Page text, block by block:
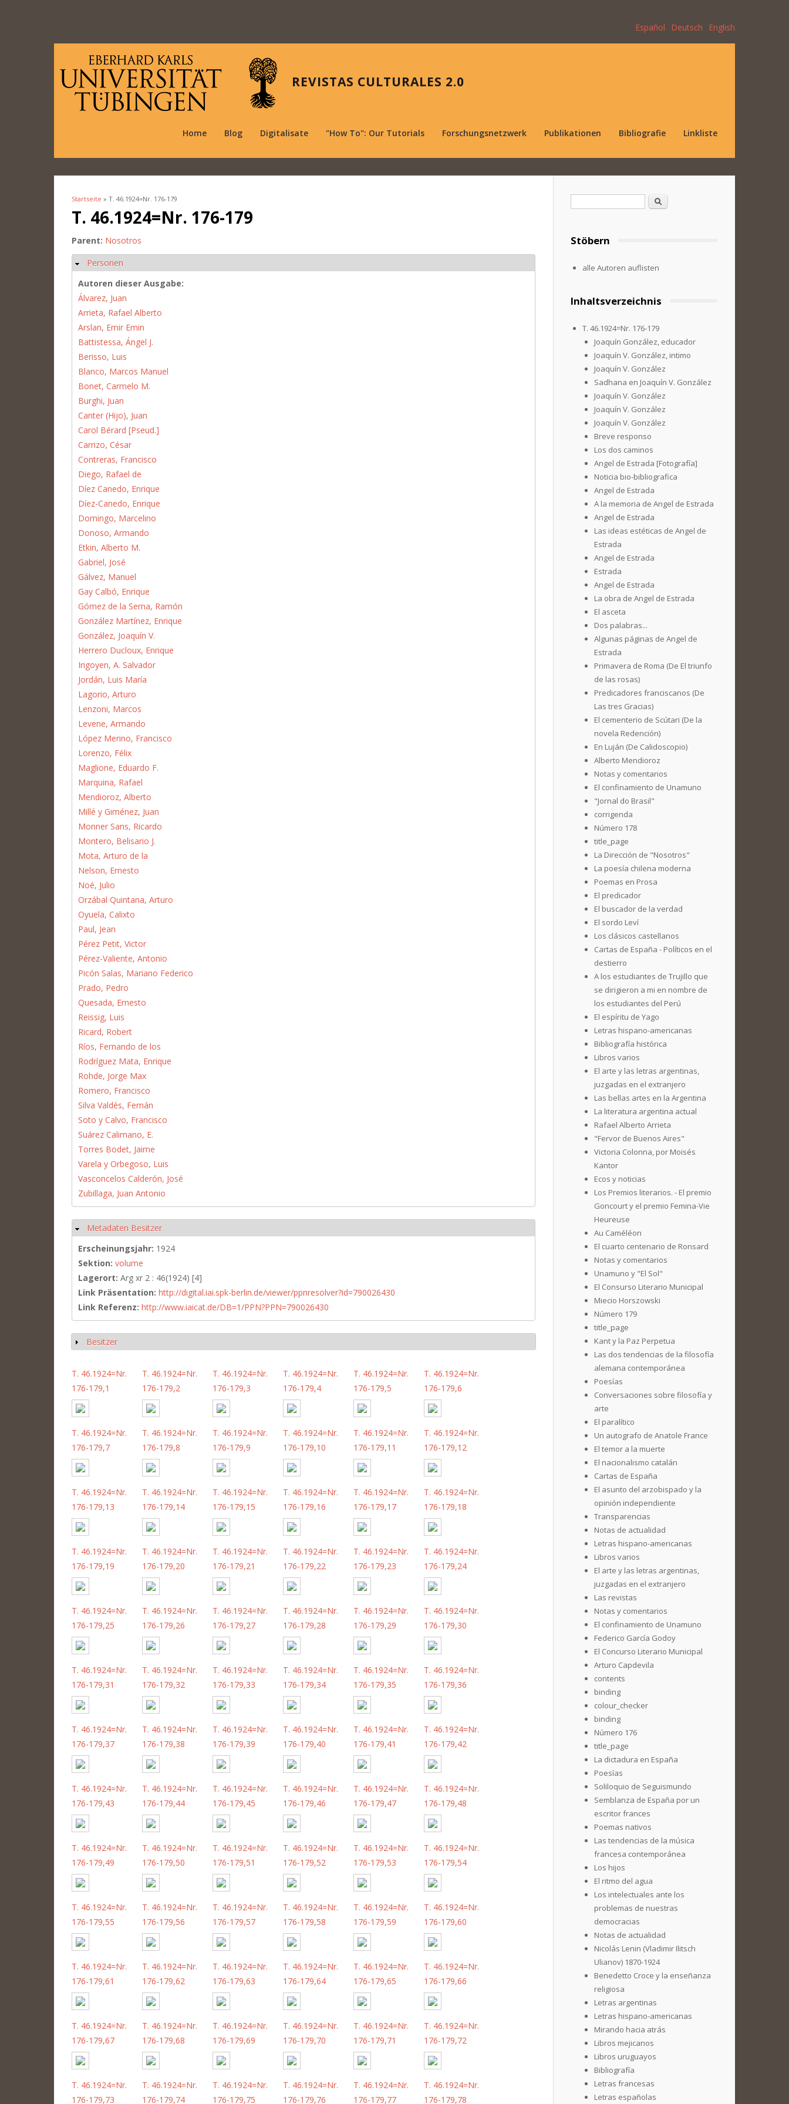
Español Deutsch English
REVISTAS CULTURALES 2.0
Home Blog Digitalisate "How To": Our Tutorials Forschungsnetzwerk Publikationen Bibliografie Linkliste
Sie sind hier
Startseite » T. 46.1924=Nr. 176-179
T. 46.1924=Nr. 176-179
Parent: Nosotros
Ausblenden
Personen
Autoren dieser Ausgabe:
Álvarez, Juan
Arrieta, Rafael Alberto
Arslan, Emir Emin
Battistessa, Ángel J.
Berisso, Luis
Blanco, Marcos Manuel
Bonet, Carmelo M.
Burghi, Juan
Canter (Hijo), Juan
Carol Bérard [Pseud.]
Carrizo, César
Contreras, Francisco
Diego, Rafael de
Díez Canedo, Enrique
Díez-Canedo, Enrique
Domingo, Marcelino
Donoso, Armando
Etkin, Alberto M.
Gabriel, José
Gálvez, Manuel
Gay Calbó, Enrique
Gómez de la Serna, Ramón
González Martínez, Enrique
González, Joaquín V.
Herrero Ducloux, Enrique
Irigoyen, A. Salvador
Jordán, Luis María
Lagorio, Arturo
Lenzoni, Marcos
Levene, Armando
López Merino, Francisco
Lorenzo, Félix
Maglione, Eduardo F.
Marquina, Rafael
Mendioroz, Alberto
Millé y Giménez, Juan
Monner Sans, Ricardo
Montero, Belisario J.
Mota, Arturo de la
Nelson, Ernesto
Noé, Julio
Orzábal Quintana, Arturo
Oyuela, Calixto
Paul, Jean
Pérez Petit, Victor
Pérez-Valiente, Antonio
Picón Salas, Mariano Federico
Prado, Pedro
Quesada, Ernesto
Reissig, Luis
Ricard, Robert
Ríos, Fernando de los
Rodríguez Mata, Enrique
Rohde, Jorge Max
Romero, Francisco
Silva Valdés, Fernán
Soto y Calvo, Francisco
Suárez Calimano, E.
Torres Bodet, Jaime
Varela y Orbegoso, Luis
Vasconcelos Calderón, José
Zubillaga, Juan Antonio
Ausblenden
Metadaten Besitzer
Erscheinungsjahr: 1924
Sektion: volume
Lagerort: Arg xr 2 : 46(1924) [4]
Link Präsentation: http://digital.iai.spk-berlin.de/viewer/ppnresolver?id=790026430
Link Referenz: http://www.iaicat.de/DB=1/PPN?PPN=790026430
Anzeigen
Besitzer
T. 46.1924=Nr.
176-179,1
T. 46.1924=Nr.
176-179,2
T. 46.1924=Nr.
176-179,3
T. 46.1924=Nr.
176-179,4
T. 46.1924=Nr.
176-179,5
T. 46.1924=Nr.
176-179,6
T. 46.1924=Nr.
176-179,7
T. 46.1924=Nr.
176-179,8
T. 46.1924=Nr.
176-179,9
T. 46.1924=Nr.
176-179,10
T. 46.1924=Nr.
176-179,11
T. 46.1924=Nr.
176-179,12
T. 46.1924=Nr.
176-179,13
T. 46.1924=Nr.
176-179,14
T. 46.1924=Nr.
176-179,15
T. 46.1924=Nr.
176-179,16
T. 46.1924=Nr.
176-179,17
T. 46.1924=Nr.
176-179,18
T. 46.1924=Nr.
176-179,19
T. 46.1924=Nr.
176-179,20
T. 46.1924=Nr.
176-179,21
T. 46.1924=Nr.
176-179,22
T. 46.1924=Nr.
176-179,23
T. 46.1924=Nr.
176-179,24
T. 46.1924=Nr.
176-179,25
T. 46.1924=Nr.
176-179,26
T. 46.1924=Nr.
176-179,27
T. 46.1924=Nr.
176-179,28
T. 46.1924=Nr.
176-179,29
T. 46.1924=Nr.
176-179,30
T. 46.1924=Nr.
176-179,31
T. 46.1924=Nr.
176-179,32
T. 46.1924=Nr.
176-179,33
T. 46.1924=Nr.
176-179,34
T. 46.1924=Nr.
176-179,35
T. 46.1924=Nr.
176-179,36
T. 46.1924=Nr.
176-179,37
T. 46.1924=Nr.
176-179,38
T. 46.1924=Nr.
176-179,39
T. 46.1924=Nr.
176-179,40
T. 46.1924=Nr.
176-179,41
T. 46.1924=Nr.
176-179,42
T. 46.1924=Nr.
176-179,43
T. 46.1924=Nr.
176-179,44
T. 46.1924=Nr.
176-179,45
T. 46.1924=Nr.
176-179,46
T. 46.1924=Nr.
176-179,47
T. 46.1924=Nr.
176-179,48
T. 46.1924=Nr.
176-179,49
T. 46.1924=Nr.
176-179,50
T. 46.1924=Nr.
176-179,51
T. 46.1924=Nr.
176-179,52
T. 46.1924=Nr.
176-179,53
T. 46.1924=Nr.
176-179,54
T. 46.1924=Nr.
176-179,55
T. 46.1924=Nr.
176-179,56
T. 46.1924=Nr.
176-179,57
T. 46.1924=Nr.
176-179,58
T. 46.1924=Nr.
176-179,59
T. 46.1924=Nr.
176-179,60
T. 46.1924=Nr.
176-179,61
T. 46.1924=Nr.
176-179,62
T. 46.1924=Nr.
176-179,63
T. 46.1924=Nr.
176-179,64
T. 46.1924=Nr.
176-179,65
T. 46.1924=Nr.
176-179,66
T. 46.1924=Nr.
176-179,67
T. 46.1924=Nr.
176-179,68
T. 46.1924=Nr.
176-179,69
T. 46.1924=Nr.
176-179,70
T. 46.1924=Nr.
176-179,71
T. 46.1924=Nr.
176-179,72
T. 46.1924=Nr.
176-179,73
T. 46.1924=Nr.
176-179,74
T. 46.1924=Nr.
176-179,75
T. 46.1924=Nr.
176-179,76
T. 46.1924=Nr.
176-179,77
T. 46.1924=Nr.
176-179,78
Suche
Stöbern
alle Autoren auflisten
Inhaltsverzeichnis
T. 46.1924=Nr. 176-179
Joaquín González, educador
Joaquín V. González, intimo
Joaquín V. González
Sadhana en Joaquín V. González
Joaquín V. González
Joaquín V. González
Joaquín V. González
Breve responso
Los dos caminos
Angel de Estrada [Fotografía]
Noticia bio-bibliografica
Angel de Estrada
A la memoria de Angel de Estrada
Angel de Estrada
Las ideas estéticas de Angel de
Estrada
Angel de Estrada
Estrada
Angel de Estrada
La obra de Angel de Estrada
El asceta
Dos palabras...
Algunas páginas de Angel de
Estrada
Primavera de Roma (De El triunfo
de las rosas)
Predicadores franciscanos (De
Las tres Gracias)
El cementerio de Scútari (De la
novela Redención)
En Luján (De Calidoscopio)
Alberto Mendioroz
Notas y comentarios
El confinamiento de Unamuno
"Jornal do Brasil"
corrigenda
Número 178
title_page
La Dirección de "Nosotros"
La poesía chilena moderna
Poemas en Prosa
El predicador
El buscador de la verdad
El sordo Leví
Los clásicos castellanos
Cartas de España - Políticos en el
destierro
A los estudiantes de Trujillo que
se dirigieron a mi en nombre de
los estudiantes del Perú
El espíritu de Yago
Letras hispano-americanas
Bibliografía histórica
Libros varios
El arte y las letras argentinas,
juzgadas en el extranjero
Las bellas artes en la Argentina
La literatura argentina actual
Rafael Alberto Arrieta
"Fervor de Buenos Aires"
Victoria Colonna, por Moisés
Kantor
Ecos y noticias
Los Premios literarios. - El premio
Goncourt y el premio Femina-Vie
Heureuse
Au Caméléon
El cuarto centenario de Ronsard
Notas y comentarios
Unamuno y "El Sol"
El Consurso Literario Municipal
Miecio Horszowski
Número 179
title_page
Kant y la Paz Perpetua
Las dos tendencias de la filosofía
alemana contemporánea
Poesías
Conversaciones sobre filosofía y
arte
El paralítico
Un autografo de Anatole France
El temor a la muerte
El nacionalismo catalán
Cartas de España
El asunto del arzobispado y la
opinión independiente
Transparencias
Notas de actualidad
Letras hispano-americanas
Libros varios
El arte y las letras argentinas,
juzgadas en el extranjero
Las revistas
Notas y comentarios
El confinamiento de Unamuno
Federico García Godoy
El Concurso Literario Municipal
Arturo Capdevila
contents
binding
colour_checker
binding
Número 176
title_page
La dictadura en España
Poesías
Soliloquio de Seguismundo
Semblanza de España por un
escritor frances
Poemas nativos
Las tendencias de la música
francesa contemporánea
Los hijos
El ritmo del agua
Los intelectuales ante los
problemas de nuestras
democracias
Notas de actualidad
Nicolás Lenin (Vladimir Ilitsch
Ulianov) 1870-1924
Benedetto Croce y la enseñanza
religiosa
Letras argentinas
Letras hispano-americanas
Mirando hacia atrás
Libros mejicanos
Libros uruguayos
Bibliografía
Letras francesas
Letras españolas